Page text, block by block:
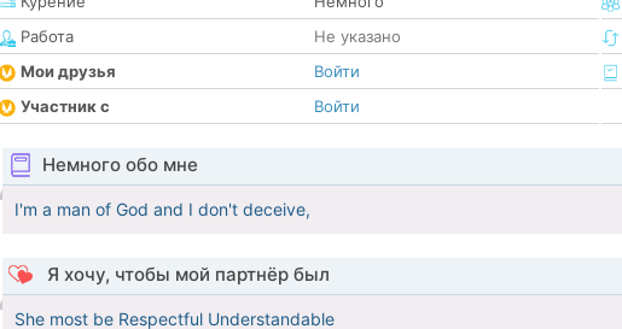
Работа
Не указано
Мои друзья
Войти
Участник с
Войти
Немного обо мне
I'm a man of God and I don't deceive,
Я хочу, чтобы мой партнёр был
She most be Respectful Understandable